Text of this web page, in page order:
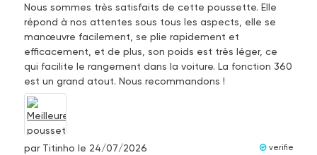
Nous sommes très satisfaits de cette poussette. Elle
répond à nos attentes sous tous les aspects, elle se
manœuvre facilement, se plie rapidement et
efficacement, et de plus, son poids est très léger, ce
qui facilite le rangement dans la voiture. La fonction 360
est un grand atout. Nous recommandons !
par Titinho le 24/07/2026 verifie